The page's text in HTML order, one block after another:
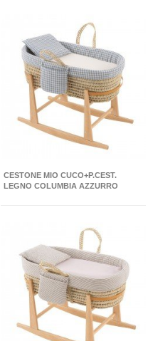
CESTONE MIO CUCO+P.CEST.
LEGNO COLUMBIA AZZURRO